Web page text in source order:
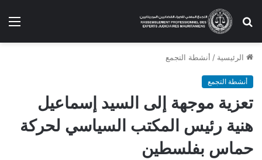
بحث
الرئيسية / أنشطة التجمع
أنشطة التجمع
تعزية موجهة إلى السيد إسماعيل
هنية رئيس المكتب السياسي لحركة
حماس بفلسطين